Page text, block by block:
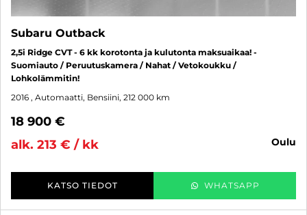
Subaru Outback
2,5i Ridge CVT - 6 kk korotonta ja kulutonta maksuaikaa! -
Suomiauto / Peruutuskamera / Nahat / Vetokoukku /
Lohkolämmitin!
2016 , Automaatti, Bensiini, 212 000 km
18 900 €
alk. 213 € / kk
oulu
KATSO TIEDOT WHATSAPP